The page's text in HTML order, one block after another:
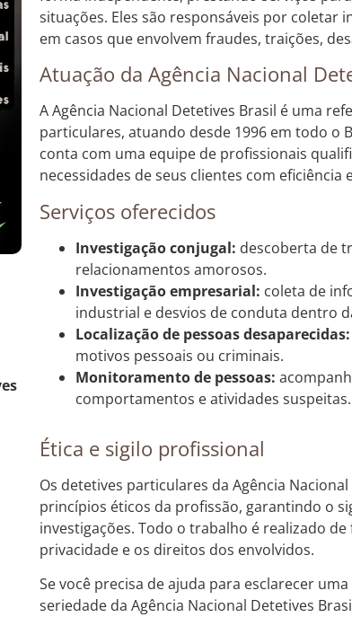
situações. Eles são responsáveis por
em casos que envolvem fraudes, traições,
Atuação da Agência Nacional
A Agência Nacional Detetives Brasil é uma
particulares, atuando desde 1996 em todo o
conta com uma equipe de profissionais
necessidades de seus clientes com eficiência
Serviços oferecidos
Investigação conjugal: descoberta de
relacionamentos amorosos.
Investigação empresarial: coleta de
industrial e desvios de conduta dentro
Localização de pessoas desaparecidas:
motivos pessoais ou criminais.
Monitoramento de pessoas:
comportamentos e atividades suspeitas.
Ética e sigilo profissional
Os detetives particulares da Agência
princípios éticos da profissão, garantindo o
investigações. Todo o trabalho é realizado
privacidade e os direitos dos envolvidos.
Se você precisa de ajuda para esclarecer
seriedade da Agência Nacional Detetives